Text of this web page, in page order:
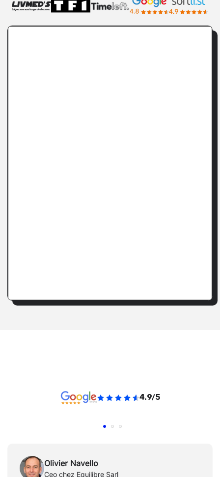
4.9/5
Olivier Navello
Ceo chez Equilibre Sarl